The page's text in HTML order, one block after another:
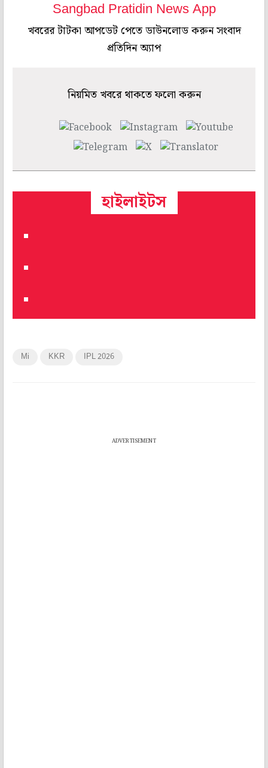
Sangbad Pratidin News App
খবরের টাটকা আপডেট পেতে ডাউনলোড করুন সংবাদ
প্রতিদিন অ্যাপ
নিয়মিত খবরে থাকতে ফলো করুন
হাইলাইটস
Mi KKR IPL 2026
ADVERTISEMENT